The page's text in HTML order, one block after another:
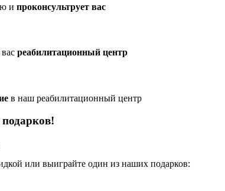
и проконсультрует вас
реабилитационный центр
в наш реабилитационный центр
или выиграйте один из наших подарков: